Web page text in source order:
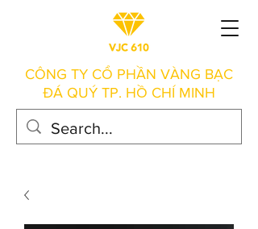
CÔNG TY CỔ PHẦN VÀNG BẠC
ĐÁ QUÝ TP. HỒ CHÍ MINH